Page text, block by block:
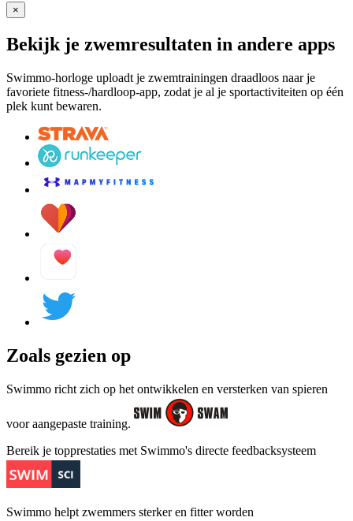
×
Bekijk je zwemresultaten in andere apps
Swimmo-horloge uploadt je zwemtrainingen draadloos naar je
favoriete fitness-/hardloop-app, zodat je al je sportactiviteiten op één
plek kunt bewaren.
Zoals gezien op
Swimmo richt zich op het ontwikkelen en versterken van spieren
voor aangepaste training.
Bereik je topprestaties met Swimmo's directe feedbacksysteem
Swimmo helpt zwemmers sterker en fitter worden